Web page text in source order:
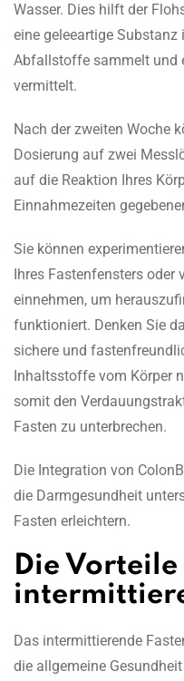
Wasser. Dies hilft der
eine geleeartige
Abfallstoffe sammelt und
vermittelt.
Nach der zweiten Woche
Dosierung auf zwei
auf die Reaktion Ihres
Einnahmezeiten
Sie können
Ihres Fastenfensters oder
einnehmen, um
funktioniert. Denken Sie
sichere und
Inhaltsstoffe vom Körper
somit den
Fasten zu unterbrechen.
Die Integration von
die Darmgesundheit
Fasten erleichtern.
Die Vorteile
Das intermittierende
die allgemeine